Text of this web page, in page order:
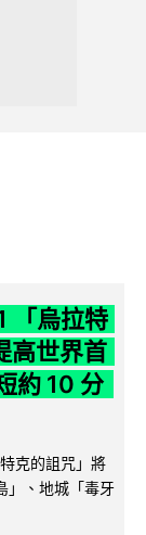
「烏拉特
高世界首
約 10 分
克的詛咒」將
」、地城「毒牙